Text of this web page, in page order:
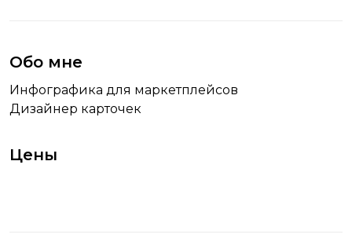
Обо мне
Инфографика для маркетплейсов
Дизайнер карточек
Цены